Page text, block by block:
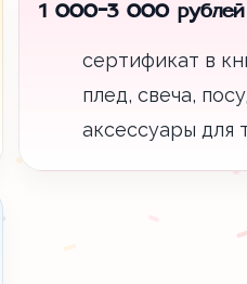
1 000-3 000 рублей
сертификат в
плед, свеча,
аксессуары для